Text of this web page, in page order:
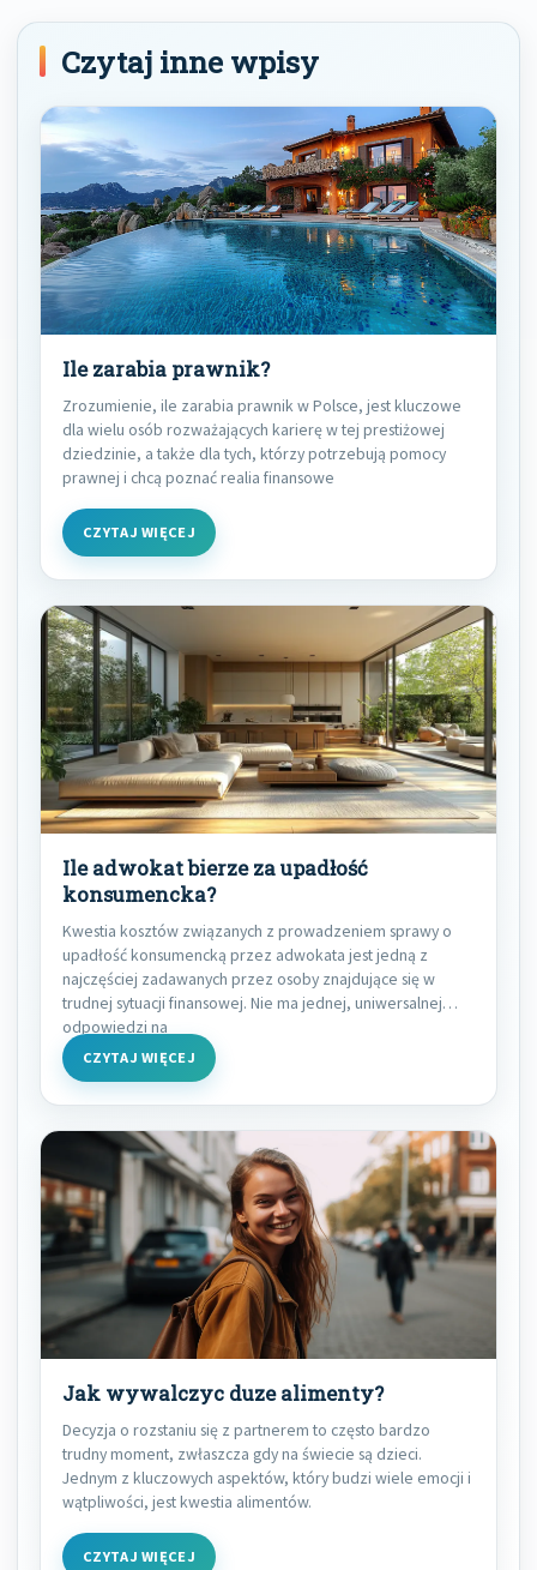
Czytaj inne wpisy
Ile zarabia prawnik?
Zrozumienie, ile zarabia prawnik w Polsce, jest kluczowe
dla wielu osób rozważających karierę w tej prestiżowej
dziedzinie, a także dla tych, którzy potrzebują pomocy
prawnej i chcą poznać realia finansowe
CZYTAJ WIĘCEJ
Ile adwokat bierze za upadłość
konsumencka?
Kwestia kosztów związanych z prowadzeniem sprawy o
upadłość konsumencką przez adwokata jest jedną z
najczęściej zadawanych przez osoby znajdujące się w
trudnej sytuacji finansowej. Nie ma jednej, uniwersalnej
odpowiedzi na
CZYTAJ WIĘCEJ
Jak wywalczyc duze alimenty?
Decyzja o rozstaniu się z partnerem to często bardzo
trudny moment, zwłaszcza gdy na świecie są dzieci.
Jednym z kluczowych aspektów, który budzi wiele emocji i
wątpliwości, jest kwestia alimentów.
CZYTAJ WIĘCEJ